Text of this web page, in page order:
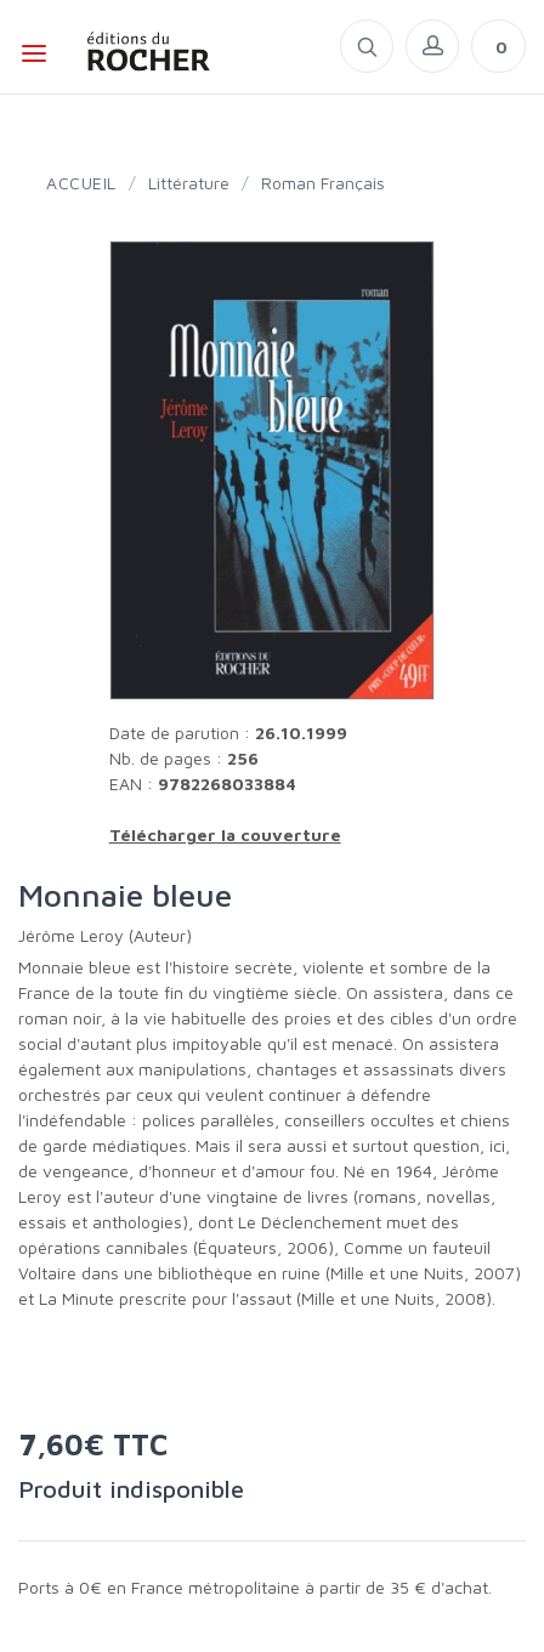
0
ACCUEIL / Littérature / Roman Français
Date de parution : 26.10.1999
Nb. de pages : 256
EAN : 9782268033884
Télécharger la couverture
Monnaie bleue
Jérôme Leroy (Auteur)
Monnaie bleue est l'histoire secrète, violente et sombre de la
France de la toute fin du vingtième siècle. On assistera, dans ce
roman noir, à la vie habituelle des proies et des cibles d'un ordre
social d'autant plus impitoyable qu'il est menacé. On assistera
également aux manipulations, chantages et assassinats divers
orchestrés par ceux qui veulent continuer à défendre
l'indéfendable : polices parallèles, conseillers occultes et chiens
de garde médiatiques. Mais il sera aussi et surtout question, ici,
de vengeance, d'honneur et d'amour fou. Né en 1964, Jérôme
Leroy est l'auteur d'une vingtaine de livres (romans, novellas,
essais et anthologies), dont Le Déclenchement muet des
opérations cannibales (Équateurs, 2006), Comme un fauteuil
Voltaire dans une bibliothèque en ruine (Mille et une Nuits, 2007)
et La Minute prescrite pour l'assaut (Mille et une Nuits, 2008).
7,60€ TTC
Produit indisponible
Ports à 0€ en France métropolitaine à partir de 35 € d'achat.